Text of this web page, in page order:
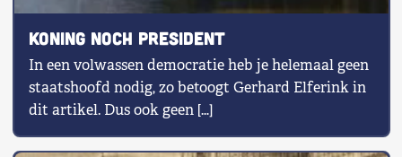
Shop
Contact
Koning noch president
In een volwassen democratie heb je helemaal geen
staatshoofd nodig, zo betoogt Gerhard Elferink in
dit artikel. Dus ook geen […]